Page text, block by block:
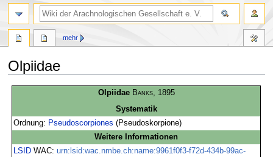
Olpiidae
Olpiidae Banks, 1895
Systematik
Ordnung: Pseudoscorpiones (Pseudoskorpione)
Weitere Informationen
LSID WAC:urn:lsid:wac.nmbe.ch:name:9961f0f3-f72d-434b-99ac-
mehr